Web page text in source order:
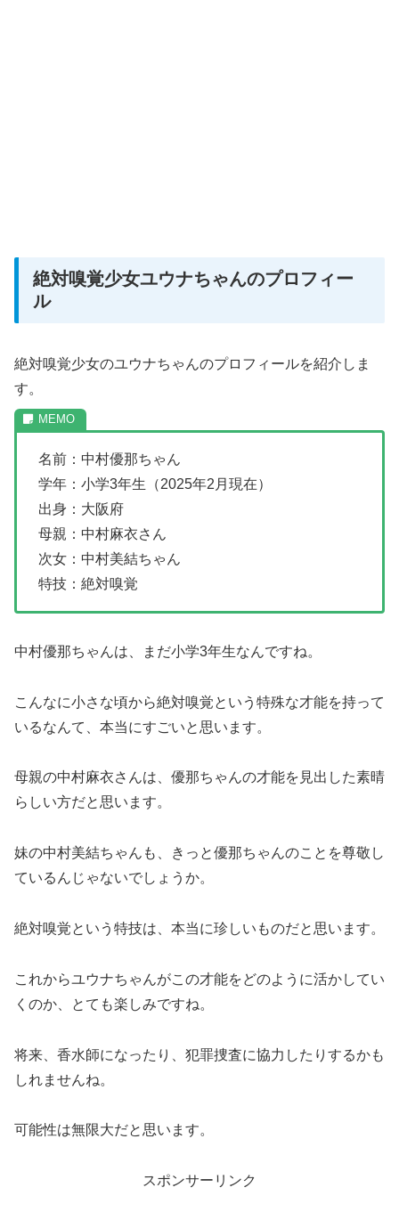
絶対嗅覚少女ユウナちゃんのプロフィー
ル
絶対嗅覚少女のユウナちゃんのプロフィールを紹介しま
す。
名前：中村優那ちゃん
学年：小学3年生（2025年2月現在）
出身：大阪府
母親：中村麻衣さん
次女：中村美結ちゃん
特技：絶対嗅覚
中村優那ちゃんは、まだ小学3年生なんですね。
こんなに小さな頃から絶対嗅覚という特殊な才能を持って
いるなんて、本当にすごいと思います。
母親の中村麻衣さんは、優那ちゃんの才能を見出した素晴
らしい方だと思います。
妹の中村美結ちゃんも、きっと優那ちゃんのことを尊敬し
ているんじゃないでしょうか。
絶対嗅覚という特技は、本当に珍しいものだと思います。
これからユウナちゃんがこの才能をどのように活かしてい
くのか、とても楽しみですね。
将来、香水師になったり、犯罪捜査に協力したりするかも
しれませんね。
可能性は無限大だと思います。
スポンサーリンク